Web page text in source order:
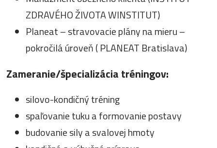
ZDRAVÉHO ŽIVOTA WINSTITUT)
Planeat – stravovacie plány na mieru –
pokročilá úroveň ( PLANEAT Bratislava)
Zameranie/špecializácia tréningov:
silovo-kondičný tréning
spaľovanie tuku a formovanie postavy
budovanie sily a svalovej hmoty